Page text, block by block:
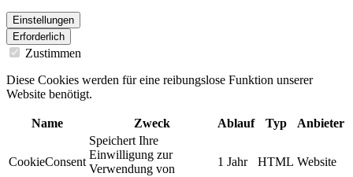
Einstellungen
Erforderlich
Zustimmen
Diese Cookies werden für eine reibungslose Funktion unserer
Website benötigt.
Name Zweck Ablauf Typ Anbieter
CookieConsent
Speichert Ihre
Einwilligung zur
Verwendung von
1 Jahr HTML Website